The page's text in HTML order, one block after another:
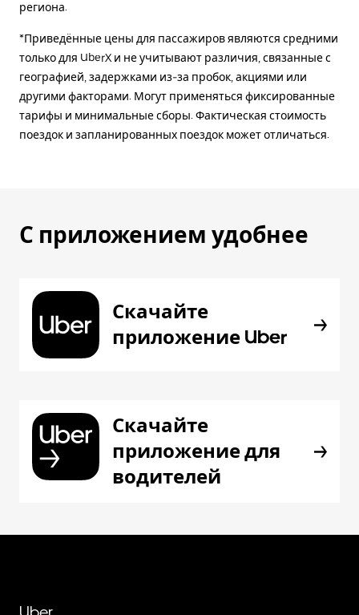
региона.
*Приведённые цены для пассажиров являются средними
только для UberX и не учитывают различия, связанные с
географией, задержками из-за пробок, акциями или
другими факторами. Могут применяться фиксированные
тарифы и минимальные сборы. Фактическая стоимость
поездок и запланированных поездок может отличаться.
С приложением удобнее
Скачайте
приложение Uber
Скачайте
приложение для
водителей